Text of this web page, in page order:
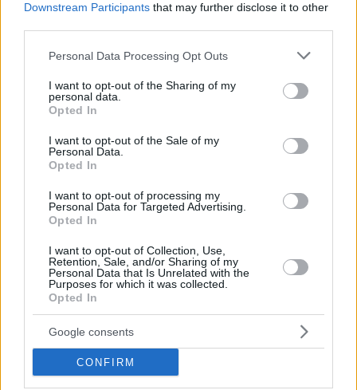
Downstream Participants that may further disclose it to other
Please note that this website/app uses one or more Google
not limited to your visit or usage behaviour. You may click to
grant or deny consent to Google and its third-party tags to
use your data for below specified purposes in below Google
consent section.
Personal Data Processing Opt Outs
I want to opt-out of the Sharing of my
personal data.
Opted In
I want to opt-out of the Sale of my
Personal Data.
Opted In
I want to opt-out of processing my
Personal Data for Targeted Advertising.
Opted In
I want to opt-out of Collection, Use,
Retention, Sale, and/or Sharing of my
Personal Data that Is Unrelated with the
Purposes for which it was collected.
Opted In
Google consents
CONFIRM
ΜΑΡΙΝΑ ΦΛΟΙΣΒΟΥ
εκκρεμότητα δεκαετιών – Το νέο μοντέλο
συνεργασίας μεταξύ Δημοσίου, επένδυσης και